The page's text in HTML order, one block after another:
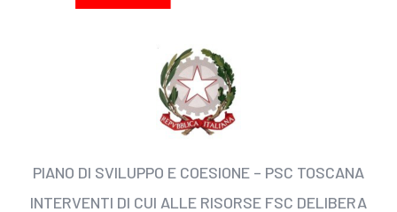
PIANO DI SVILUPPO E COESIONE – PSC TOSCANA
INTERVENTI DI CUI ALLE RISORSE FSC DELIBERA